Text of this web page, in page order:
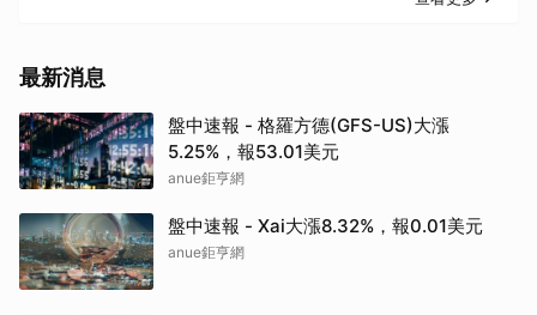
最新消息
盤中速報 - 格羅方德(GFS-US)大漲
5.25%，報53.01美元
anue鉅亨網
盤中速報 - Xai大漲8.32%，報0.01美元
anue鉅亨網